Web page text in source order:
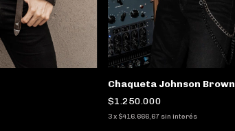
Chaqueta Johnson Brown
$1.250.000
3 x $416.666,67 sin interés